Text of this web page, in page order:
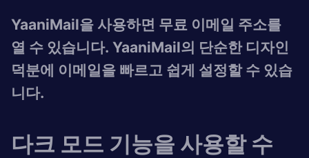
YaaniMail을 사용하면 무료 이메일 주소를
열 수 있습니다. YaaniMail의 단순한 디자인
덕분에 이메일을 빠르고 쉽게 설정할 수 있습
니다.
다크 모드 기능을 사용할 수